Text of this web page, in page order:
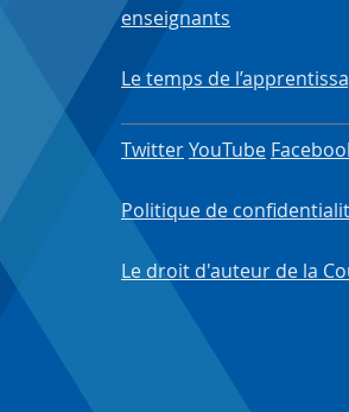
enseignants
Le temps de
TwitterYouTube
Politique de
Le droit d'auteur de la